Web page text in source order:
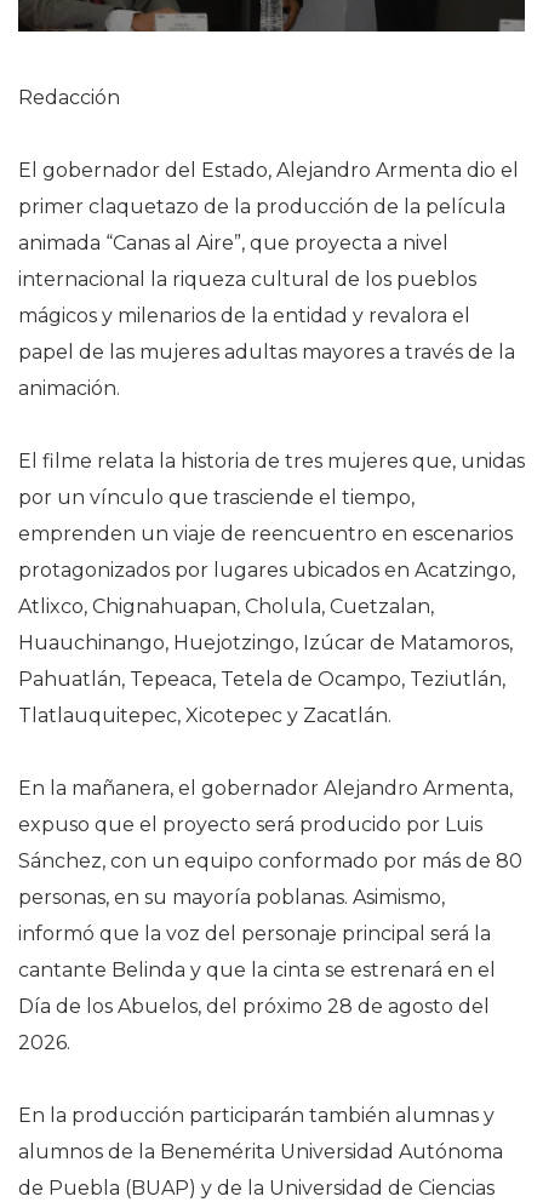
Redacción
El gobernador del Estado, Alejandro Armenta dio el
primer claquetazo de la producción de la película
animada “Canas al Aire”, que proyecta a nivel
internacional la riqueza cultural de los pueblos
mágicos y milenarios de la entidad y revalora el
papel de las mujeres adultas mayores a través de la
animación.
El filme relata la historia de tres mujeres que, unidas
por un vínculo que trasciende el tiempo,
emprenden un viaje de reencuentro en escenarios
protagonizados por lugares ubicados en Acatzingo,
Atlixco, Chignahuapan, Cholula, Cuetzalan,
Huauchinango, Huejotzingo, Izúcar de Matamoros,
Pahuatlán, Tepeaca, Tetela de Ocampo, Teziutlán,
Tlatlauquitepec, Xicotepec y Zacatlán.
En la mañanera, el gobernador Alejandro Armenta,
expuso que el proyecto será producido por Luis
Sánchez, con un equipo conformado por más de 80
personas, en su mayoría poblanas. Asimismo,
informó que la voz del personaje principal será la
cantante Belinda y que la cinta se estrenará en el
Día de los Abuelos, del próximo 28 de agosto del
2026.
En la producción participarán también alumnas y
alumnos de la Benemérita Universidad Autónoma
de Puebla (BUAP) y de la Universidad de Ciencias